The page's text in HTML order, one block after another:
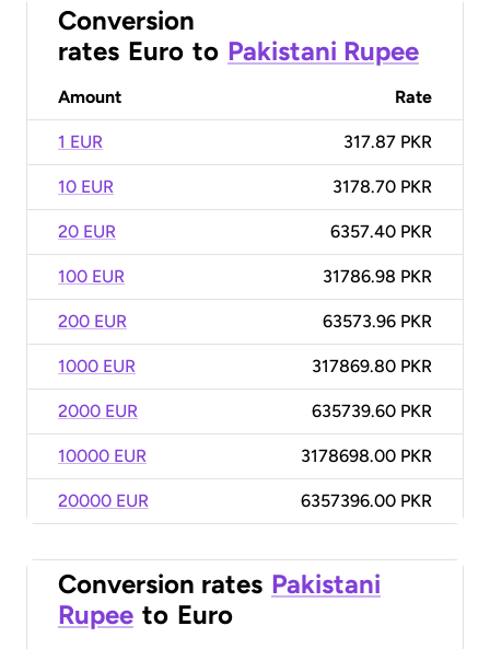
Conversion
rates Euro to Pakistani Rupee
Amount Rate
1 EUR 317.87 PKR
10 EUR 3178.70 PKR
20 EUR 6357.40 PKR
100 EUR 31786.98 PKR
200 EUR 63573.96 PKR
1000 EUR 317869.80 PKR
2000 EUR 635739.60 PKR
10000 EUR 3178698.00 PKR
20000 EUR 6357396.00 PKR
Conversion rates Pakistani
Rupee to Euro